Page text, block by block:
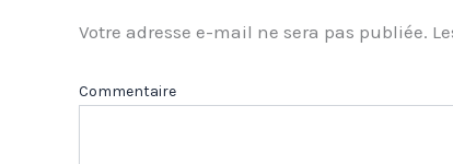
Votre adresse e-mail ne sera pas publiée.